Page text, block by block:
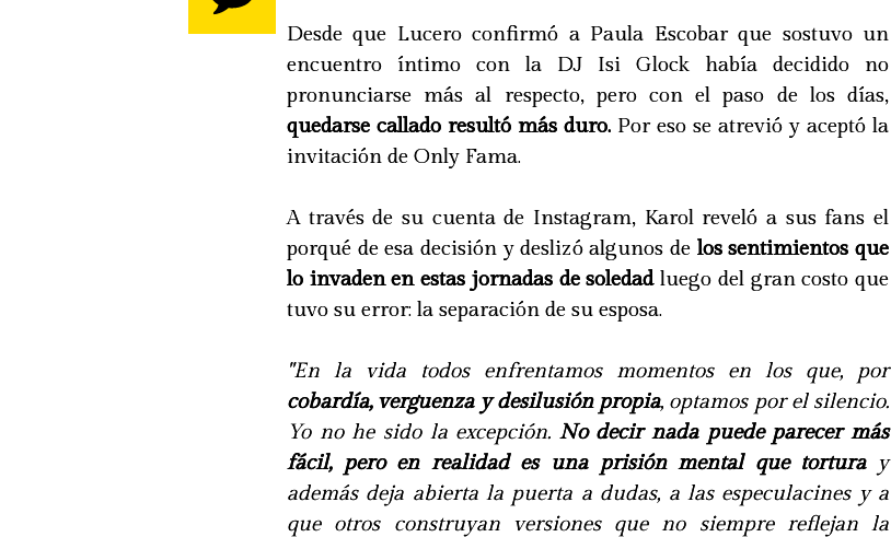
Desde que Lucero confirmó a Paula Escobar que sostuvo un
encuentro íntimo con la DJ Isi Glock había decidido no
pronunciarse más al respecto, pero con el paso de los días,
quedarse callado resultó más duro. Por eso se atrevió y aceptó la
invitación de Only Fama.
A través de su cuenta de Instagram, Karol reveló a sus fans el
porqué de esa decisión y deslizó algunos delos sentimientos que
lo invaden en estas jornadas de soledadluego del gran costo que
tuvo su error: la separación de su esposa.
"En la vida todos enfrentamos momentos en los que, por
cobardía, verguenza y desilusión propia, optamos por el silencio.
Yo no he sido la excepción. No decir nada puede parecer más
fácil, pero en realidad es una prisión mental que torturay
además deja abierta la puerta a dudas, a las especulacines y a
que otros construyan versiones que no siempre reflejan la